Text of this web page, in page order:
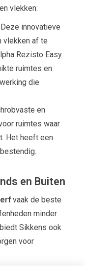
vlekken:
Deze innovatieve
vlekken af te
Rezisto Easy
ruimtes en
die
en
ruimtes waar
Het heeft een
en Buiten
vaak de beste
minder
Sikkens ook
voor